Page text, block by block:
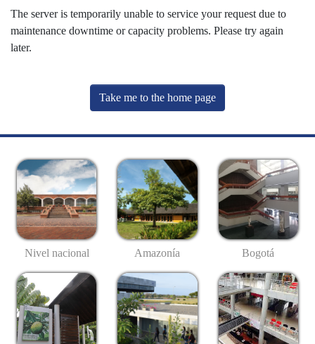
The server is temporarily unable to service your request due to
maintenance downtime or capacity problems. Please try again
later.
Take me to the home page
Nivel nacional Amazonía Bogotá